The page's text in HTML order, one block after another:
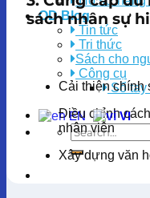
OD Blog
Tin tức
Tri thức
Sách cho
Công cụ
Sổ tay
EN VI
sách nhân sự
Cải thiện chính
Điều chỉnh
nhân viên
Xây dựng văn